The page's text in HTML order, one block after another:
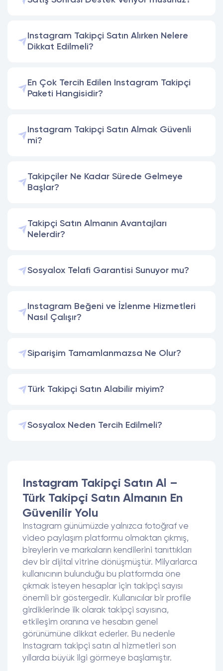
Instagram Takipçi Satın Alırken Nelere
Dikkat Edilmeli?
En Çok Tercih Edilen Instagram Takipçi
Paketi Hangisidir?
Instagram Takipçi Satın Almak Güvenli
mi?
Takipçiler Ne Kadar Sürede Gelmeye
Başlar?
Takipçi Satın Almanın Avantajları
Nelerdir?
Sosyalox Telafi Garantisi Sunuyor mu?
Instagram Beğeni ve İzlenme Hizmetleri
Nasıl Çalışır?
Siparişim Tamamlanmazsa Ne Olur?
Türk Takipçi Satın Alabilir miyim?
Sosyalox Neden Tercih Edilmeli?
Instagram Takipçi Satın Al –
Türk Takipçi Satın Almanın En
Güvenilir Yolu
Instagram günümüzde yalnızca fotoğraf ve
video paylaşım platformu olmaktan çıkmış,
bireylerin ve markaların kendilerini tanıttıkları
dev bir dijital vitrine dönüşmüştür. Milyarlarca
kullanıcının bulunduğu bu platformda öne
çıkmak isteyen hesaplar için takipçi sayısı
önemli bir göstergedir. Kullanıcılar bir profile
girdiklerinde ilk olarak takipçi sayısına,
etkileşim oranına ve hesabın genel
görünümüne dikkat ederler. Bu nedenle
Instagram takipçi satın al hizmetleri son
yıllarda büyük ilgi görmeye başlamıştır.